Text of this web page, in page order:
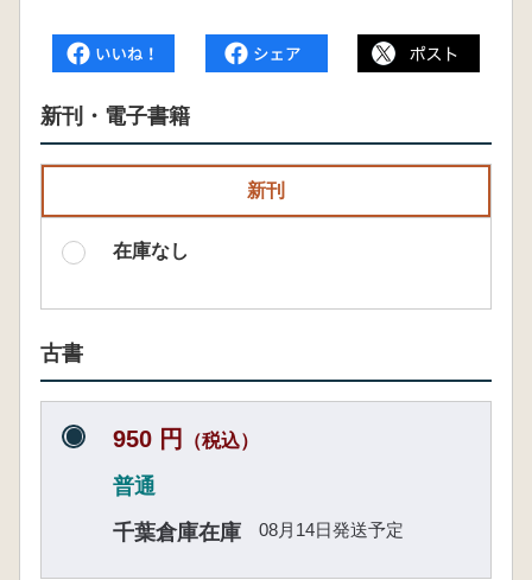
新刊・電子書籍
新刊
在庫なし
古書
950 円 （税込）
普通
千葉倉庫在庫
08月14日発送予定